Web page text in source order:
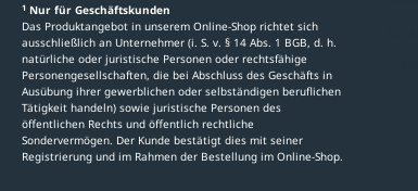
1 Nur für Geschäftskunden
Das Produktangebot in unserem Online-Shop richtet sich
ausschließlich an Unternehmer (i. S. v. § 14 Abs. 1 BGB, d. h.
natürliche oder juristische Personen oder rechtsfähige
Personengesellschaften, die bei Abschluss des Geschäfts in
Ausübung ihrer gewerblichen oder selbständigen beruflichen
Tätigkeit handeln) sowie juristische Personen des
öffentlichen Rechts und öffentlich rechtliche
Sondervermögen. Der Kunde bestätigt dies mit seiner
Registrierung und im Rahmen der Bestellung im Online-Shop.